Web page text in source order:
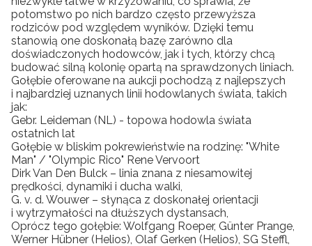
potomstwo po nich bardzo często przewyższa
rodziców pod względem wyników. Dzięki temu
stanowią one doskonałą bazę zarówno dla
doświadczonych hodowców, jak i tych, którzy chcą
budować silną kolonię opartą na sprawdzonych liniach.
Gołębie oferowane na aukcji pochodzą z najlepszych
i najbardziej uznanych linii hodowlanych świata, takich
jak:
Gebr. Leideman (NL) - topowa hodowla świata
ostatnich lat
Gołębie w bliskim pokrewieństwie na rodzinę: "White
Man" / "Olympic Rico" Rene Vervoort
Dirk Van Den Bulck – linia znana z niesamowitej
prędkości, dynamiki i ducha walki,
G. v. d. Wouwer – słynąca z doskonałej orientacji
i wytrzymałości na dłuższych dystansach,
Oprócz tego gołębie: Wolfgang Roeper, Günter Prange,
Werner Hübner (Helios), Olaf Gerken (Helios), SG Steffl,